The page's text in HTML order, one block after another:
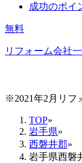
成功のポイ
無料
リフォーム会社
※2021年2月リフ
TOP»
岩手県»
西磐井郡»
岩手県西磐